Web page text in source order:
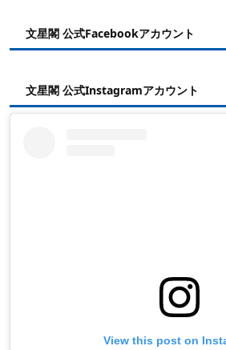
文星閣 公式Facebookアカウント
文星閣 公式Instagramアカウント
View this post on